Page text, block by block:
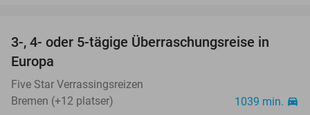
29%
3-, 4- oder 5-tägige Überraschungsreise in
Europa
Five Star Verrassingsreizen
Bremen (+12 platser)
1039 min. directions_car